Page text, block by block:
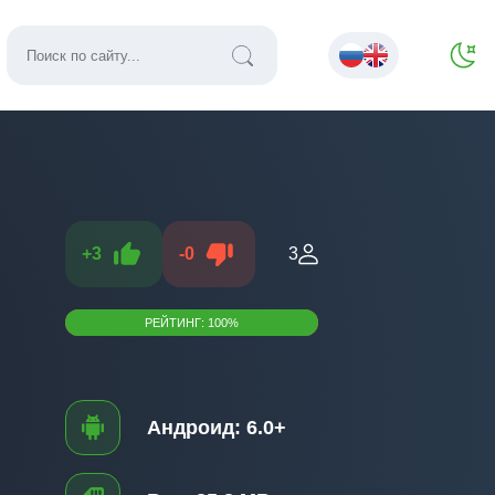
+3 -0 3
РЕЙТИНГ: 100%
Андроид: 6.0+